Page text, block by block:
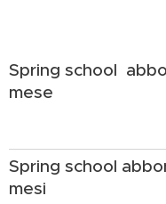
Spring school
mese
Spring school
mesi